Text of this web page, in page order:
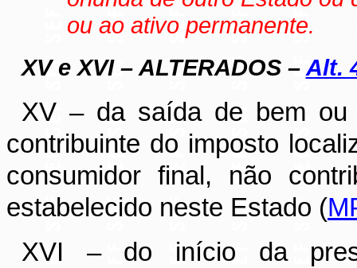
ou ao ativo permanente.
XV e XVI – ALTERADOS – Alt.
XV – da saída de bem ou
contribuinte do imposto
consumidor final, não
estabelecido neste Estado (
XVI – do início da